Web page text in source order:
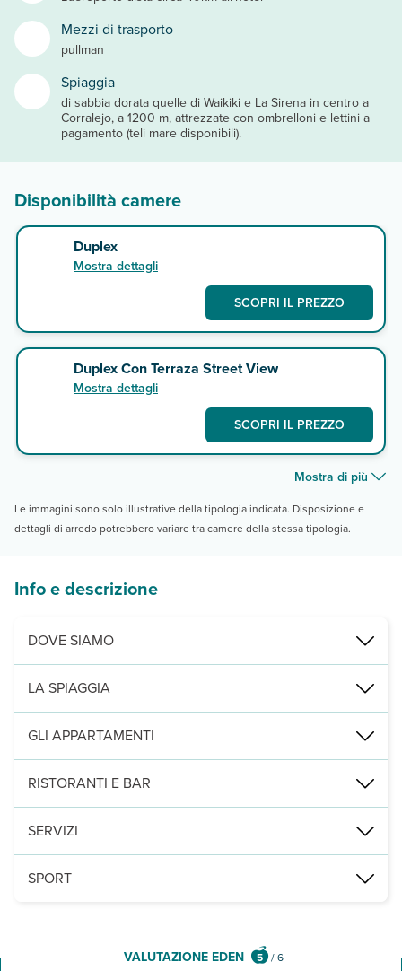
Mezzi di trasporto
pullman
Spiaggia
di sabbia dorata quelle di Waikiki e La Sirena in centro a
Corralejo, a 1200 m, attrezzate con ombrelloni e lettini a
pagamento (teli mare disponibili).
Disponibilità camere
Duplex
Mostra dettagli
SCOPRI IL PREZZO
Duplex Con Terraza Street View
Mostra dettagli
SCOPRI IL PREZZO
Mostra di più
Le immagini sono solo illustrative della tipologia indicata. Disposizione e
dettagli di arredo potrebbero variare tra camere della stessa tipologia.
Info e descrizione
DOVE SIAMO
Corralejo, a 100 m dal mare, 1200 m dalle spiagge di Waikiki e
LA SPIAGGIA
di sabbia dorata quelle di Waikiki e La Sirena in centro a
GLI APPARTAMENTI
109 appartamenti (60 m ), tutti con servizi privati,
RISTORANTI E BAR
1 ristorante "Wave" a buffet aperto a pranzo e 1 bar presso la
SERVIZI
due piscine di cui una climatizzata e una per bambini, con
SPORT
VALUTAZIONE EDEN 5 /6